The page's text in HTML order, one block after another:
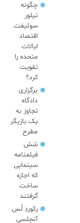
چگونه
تیلور
سوئیفت
اقتصاد
ایالات
متحده را
تقویت
کرد؟
برگزاری
دادگاه
تجاوز به
یک بازیگر
مطرح
شش
فیلمنامه
سینمایی
که اجازه
ساخت
گرفتند
رکوردِ لُس
آنجلسی